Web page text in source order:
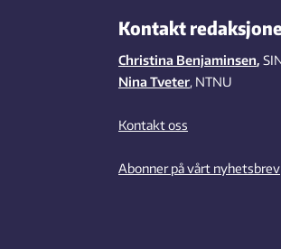
Kontakt
Christina Benjaminsen,
Nina Tveter, NTNU
Kontakt oss
Abonner på vårt nyhetsbrev